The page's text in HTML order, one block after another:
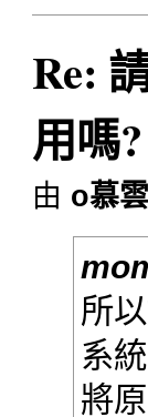
Re:
用嗎?
由 o慕
所
系
將